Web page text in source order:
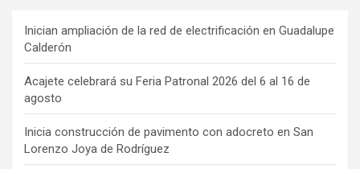
b
o
o
k
a
d
s
gr
a
m
o
k
T
u
b
e
C
Inician ampliación de la red de electrificación en Guadalupe
Calderón
Acajete celebrará su Feria Patronal 2026 del 6 al 16 de
agosto
Inicia construcción de pavimento con adocreto en San
Lorenzo Joya de Rodríguez